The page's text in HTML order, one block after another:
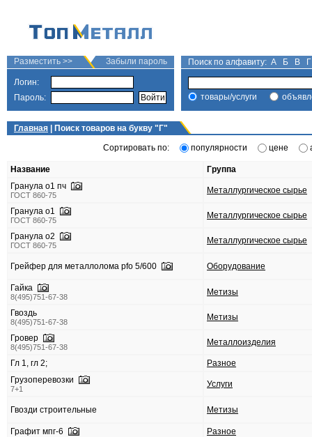
Разместить >> Забыли пароль
Логин:
Пароль:
Поиск по алфавиту: А Б В Г
товары/услуги
Главная | Поиск товаров на букву " Г"
Сортировать по:
популярности цене
Название
Группа
Гранула о1 пч
ГОСТ 860-75 Металлургическое сырье
Гранула о1
ГОСТ 860-75 Металлургическое сырье
Гранула о2
ГОСТ 860-75 Металлургическое сырье
Грейфер для металлолома pfo 5/600 Оборудование
Гайка
8(495)751-67-38 Метизы
Гвоздь
8(495)751-67-38 Метизы
Гровер
8(495)751-67-38 Металлоизделия
Гл 1, гл 2;
Разное
Грузоперевозки
7+1 Услуги
Гвозди строительные Метизы
Графит мпг-6
Разное